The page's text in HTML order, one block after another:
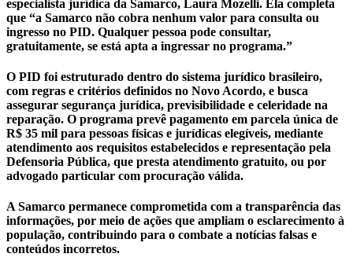
especialista jurídica da Samarco, Laura Mozelli. Ela completa
que “a Samarco não cobra nenhum valor para consulta ou
ingresso no PID. Qualquer pessoa pode consultar,
gratuitamente, se está apta a ingressar no programa.”
O PID foi estruturado dentro do sistema jurídico brasileiro,
com regras e critérios definidos no Novo Acordo, e busca
assegurar segurança jurídica, previsibilidade e celeridade na
reparação. O programa prevê pagamento em parcela única de
R$ 35 mil para pessoas físicas e jurídicas elegíveis, mediante
atendimento aos requisitos estabelecidos e representação pela
Defensoria Pública, que presta atendimento gratuito, ou por
advogado particular com procuração válida.
A Samarco permanece comprometida com a transparência das
informações, por meio de ações que ampliam o esclarecimento à
população, contribuindo para o combate a notícias falsas e
conteúdos incorretos.